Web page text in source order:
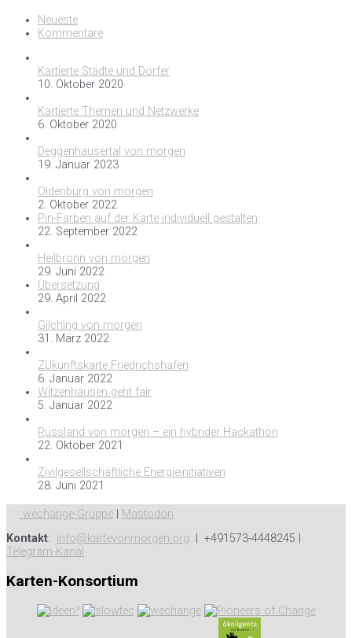
Neueste
Kommentare
Kartierte Städte und Dörfer
10. Oktober 2020
Kartierte Themen und Netzwerke
6. Oktober 2020
Deggenhausertal von morgen
19. Januar 2023
Oldenburg von morgen
2. Oktober 2022
Pin-Farben auf der Karte individuell gestalten
22. September 2022
Heilbronn von morgen
29. Juni 2022
Übersetzung
29. April 2022
Gilching von morgen
31. März 2022
ZUkunftskarte Friedrichshafen
6. Januar 2022
Witzenhausen geht fair
5. Januar 2022
Russland von morgen – ein hybrider Hackathon
22. Oktober 2021
Zivilgesellschaftliche Energieinitiativen
28. Juni 2021
wechange-Gruppe
Mastodon
Kontakt: info@kartevonmorgen.org | +491573-4448245 |
Telegram-Kanal
Karten-Konsortium